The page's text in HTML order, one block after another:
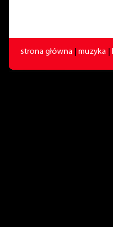
strona główna muzyka